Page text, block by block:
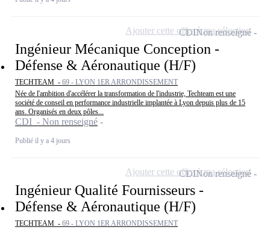
Ingénieur Mécanique Conception -
Défense & Aéronautique (H/F)
TECHTEAM - 69 - LYON 1ER ARRONDISSEMENT
Née de l'ambition d'accélérer la transformation de l'industrie, Techteam est une
société de conseil en performance industrielle implantée à Lyon depuis plus de 15
ans. Organisés en deux pôles...
CDI - Non renseigné
Publié il y a 4 jours
CDINon renseigné
Ajouter cette offre à ma sélection
Ingénieur Qualité Fournisseurs -
Défense & Aéronautique (H/F)
TECHTEAM - 69 - LYON 1ER ARRONDISSEMENT
CDINon renseigné
Ajouter cette offre à ma sélection